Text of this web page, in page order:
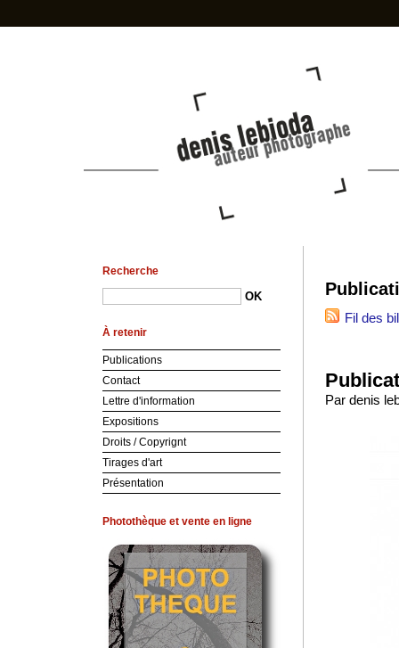
photo-
Fil des
Par denis
Recherche
À retenir
Publications
Contact
Lettre d'information
Expositions
Droits / Copyrignt
Tirages d'art
Présentation
Photothèque et vente en ligne